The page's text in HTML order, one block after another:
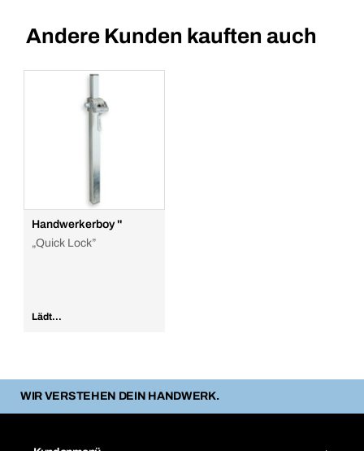
Andere Kunden kauften auch
Handwerkerboy ''
„Quick Lock”
Lädt...
WIR VERSTEHEN DEIN HANDWERK.